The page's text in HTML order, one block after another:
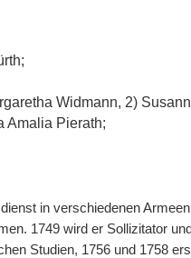
Widmann, 2)
Amalia Pierath;
in verschiedenen
1749 wird er Sollizitator
Studien, 1756 und 1758